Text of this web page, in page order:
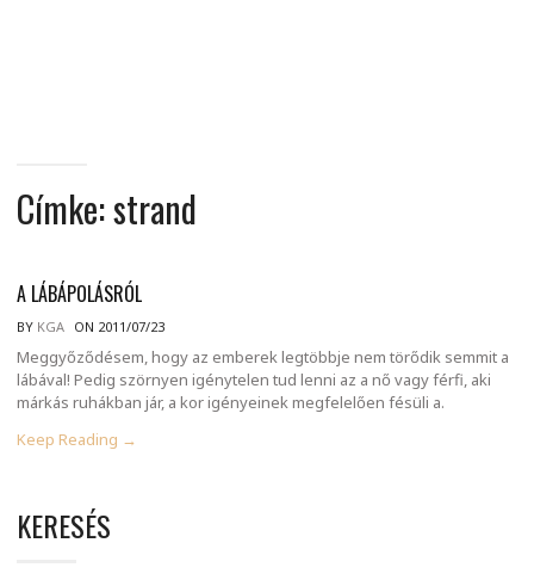
Címke:strand
A LÁBÁPOLÁSRÓL
BY KGA ON 2011/07/23
Meggyőződésem, hogy az emberek legtöbbje nem törődik semmit a
lábával! Pedig szörnyen igénytelen tud lenni az a nő vagy férfi, aki
márkás ruhákban jár, a kor igényeinek megfelelően fésüli a.
Keep Reading →
KERESÉS